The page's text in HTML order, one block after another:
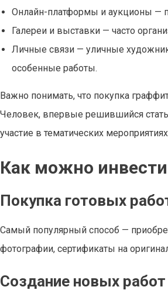
Онлайн-платформы и аукционы —
Галереи и выставки — часто
Личные связи — уличные
особенные работы.
Важно понимать, что покупка
Человек, впервые решившийся
участие в тематических
Как можно
Покупка готовых
Самый популярный способ —
фотографии, сертификаты на
Создание новых работ